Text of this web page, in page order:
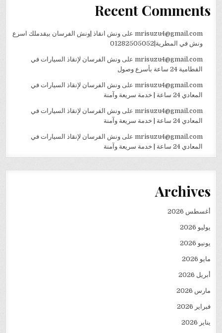
Recent Comments
mrisuzu4@gmail.comعلى ونش انقاذ |ونش الفرسان بيقدملك اسرع
ونش في المطرية|01282505052
mrisuzu4@gmail.comعلى ونش الفرسان لإنقاذ السيارات في
القطامية 24 ساعة بأسرع وصول
mrisuzu4@gmail.comعلى ونش الفرسان لإنقاذ السيارات في
المعادي 24 ساعة | خدمة سريعة وآمنة
mrisuzu4@gmail.comعلى ونش الفرسان لإنقاذ السيارات في
المعادي 24 ساعة | خدمة سريعة وآمنة
mrisuzu4@gmail.comعلى ونش الفرسان لإنقاذ السيارات في
المعادي 24 ساعة | خدمة سريعة وآمنة
Archives
أغسطس 2026
يوليو 2026
يونيو 2026
مايو 2026
أبريل 2026
مارس 2026
فبراير 2026
يناير 2026